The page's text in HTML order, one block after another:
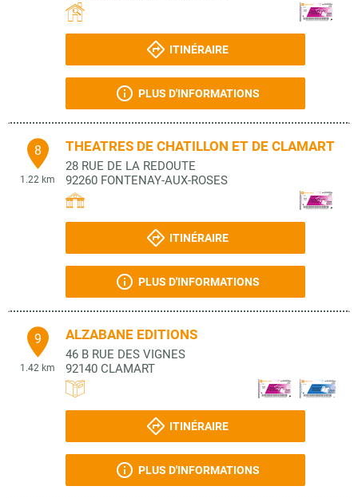
ITINÉRAIRE
PLUS D'INFORMATIONS
8
1.22 km
THEATRES DE CHATILLON ET DE CLAMART
28 RUE DE LA REDOUTE
92260 FONTENAY-AUX-ROSES
ITINÉRAIRE
PLUS D'INFORMATIONS
9
1.42 km
ALZABANE EDITIONS
46 B RUE DES VIGNES
92140 CLAMART
ITINÉRAIRE
PLUS D'INFORMATIONS